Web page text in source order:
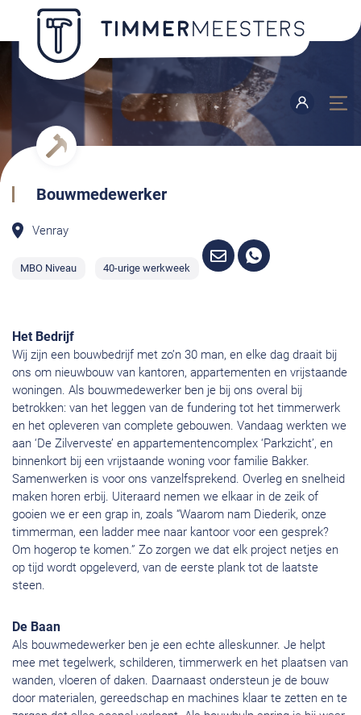
Bouwmedewerker
Venray
MBO Niveau 40-urige werkweek
Het Bedrijf
Wij zijn een bouwbedrijf met zo’n 30 man, en elke dag draait bij
ons om nieuwbouw van kantoren, appartementen en vrijstaande
woningen. Als bouwmedewerker ben je bij ons overal bij
betrokken: van het leggen van de fundering tot het timmerwerk
en het opleveren van complete gebouwen. Vandaag werkten we
aan ‘De Zilverveste’ en appartementencomplex ‘Parkzicht’, en
binnenkort bij een vrijstaande woning voor familie Bakker.
Samenwerken is voor ons vanzelfsprekend. Overleg en snelheid
maken horen erbij. Uiteraard nemen we elkaar in de zeik of
gooien we er een grap in, zoals “Waarom nam Diederik, onze
timmerman, een ladder mee naar kantoor voor een gesprek?
Om hogerop te komen.” Zo zorgen we dat elk project netjes en
op tijd wordt opgeleverd, van de eerste plank tot de laatste
steen.
De Baan
Als bouwmedewerker ben je een echte alleskunner. Je helpt
mee met tegelwerk, schilderen, timmerwerk en het plaatsen van
wanden, vloeren of daken. Daarnaast ondersteun je de bouw
door materialen, gereedschap en machines klaar te zetten en te